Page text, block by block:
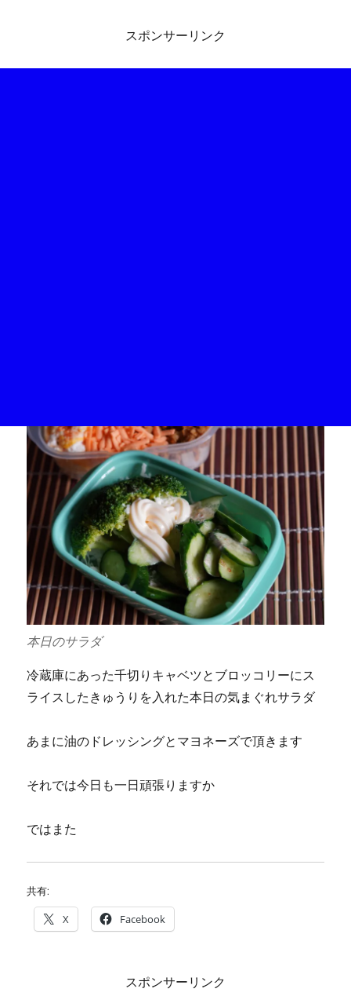
スポンサーリンク
本日のサラダ
冷蔵庫にあった千切りキャベツとブロッコリーにス
ライスしたきゅうりを入れた本日の気まぐれサラダ
あまに油のドレッシングとマヨネーズで頂きます
それでは今日も一日頑張りますか
ではまた
共有:
X Facebook
スポンサーリンク